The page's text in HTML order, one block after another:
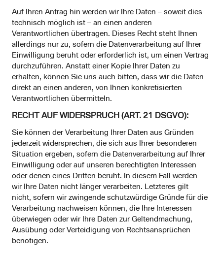
Auf Ihren Antrag hin werden wir Ihre Daten – soweit dies
technisch möglich ist – an einen anderen
Verantwortlichen übertragen. Dieses Recht steht Ihnen
allerdings nur zu, sofern die Datenverarbeitung auf Ihrer
Einwilligung beruht oder erforderlich ist, um einen Vertrag
durchzuführen. Anstatt einer Kopie Ihrer Daten zu
erhalten, können Sie uns auch bitten, dass wir die Daten
direkt an einen anderen, von Ihnen konkretisierten
Verantwortlichen übermitteln.
RECHT AUF WIDERSPRUCH (ART. 21 DSGVO):
Sie können der Verarbeitung Ihrer Daten aus Gründen
jederzeit widersprechen, die sich aus Ihrer besonderen
Situation ergeben, sofern die Datenverarbeitung auf Ihrer
Einwilligung oder auf unseren berechtigten Interessen
oder denen eines Dritten beruht. In diesem Fall werden
wir Ihre Daten nicht länger verarbeiten. Letzteres gilt
nicht, sofern wir zwingende schutzwürdige Gründe für die
Verarbeitung nachweisen können, die Ihre Interessen
überwiegen oder wir Ihre Daten zur Geltendmachung,
Ausübung oder Verteidigung von Rechtsansprüchen
benötigen.